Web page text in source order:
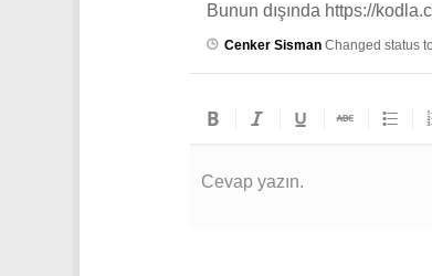
Bunun dışında https://
Cenker Sisman Changed status
Cevap yazın.